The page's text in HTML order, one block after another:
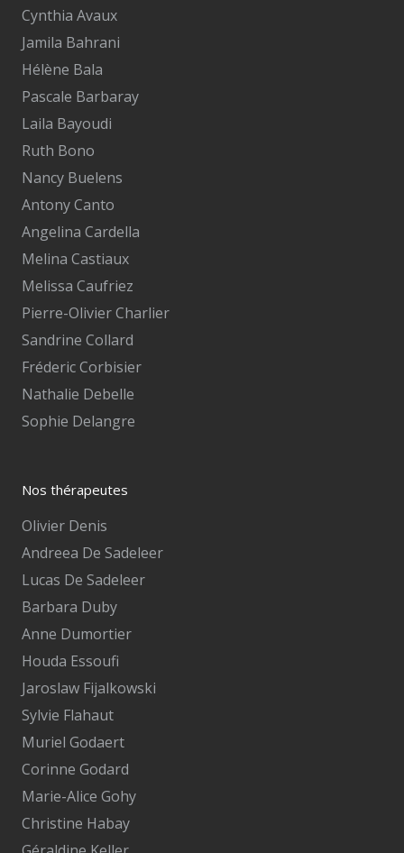
Cynthia Avaux
Jamila Bahrani
Hélène Bala
Pascale Barbaray
Laila Bayoudi
Ruth Bono
Nancy Buelens
Antony Canto
Angelina Cardella
Melina Castiaux
Melissa Caufriez
Pierre-Olivier Charlier
Sandrine Collard
Fréderic Corbisier
Nathalie Debelle
Sophie Delangre
Nos thérapeutes
Olivier Denis
Andreea De Sadeleer
Lucas De Sadeleer
Barbara Duby
Anne Dumortier
Houda Essoufi
Jaroslaw Fijalkowski
Sylvie Flahaut
Muriel Godaert
Corinne Godard
Marie-Alice Gohy
Christine Habay